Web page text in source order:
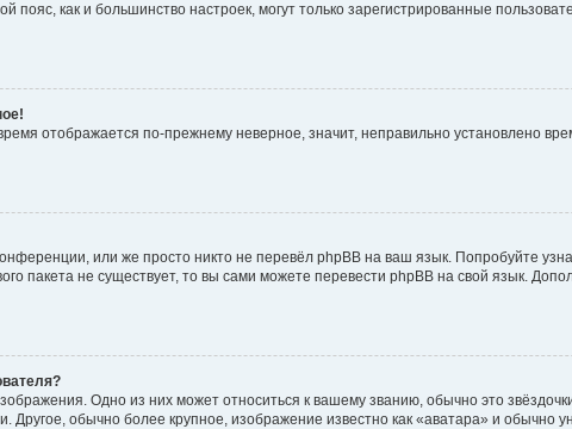
пояс, как и большинство настроек, могут только зарегистрированные
отображается по-прежнему неверное, значит, неправильно установлено
или же просто никто не перевёл phpBB на ваш язык. Попробуйте
пакета не существует, то вы сами можете перевести phpBB на свой язык.
Одно из них может относиться к вашему званию, обычно это
обычно более крупное, изображение известно как «аватара» и обычно